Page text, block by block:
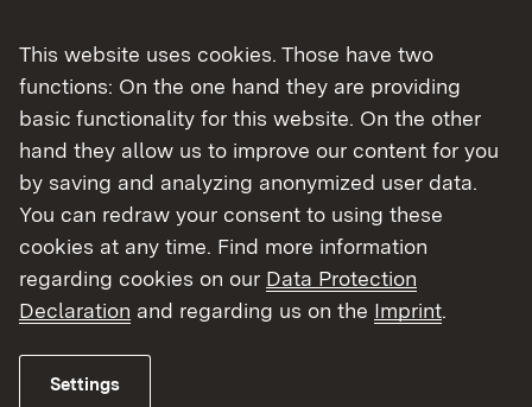
Um sicher zu stellen, dass die erforderlichen
Zulassungen rechtzeitig erteilt werden
können, wird gebeten, Zulassungsanträge
mit einer Vorlaufzeit von acht Wochen beim
Regierungspräsidium einzureichen.
Zulassungen für Transportunternehmer,
beispielsweise gemäß Art.10 Verordnung (
Nr.1/2005 (Beförderungen ausschließlich
sowie Viehverkehrsverordnung oder
This website uses cookies. Those have two
functions: On the one hand they are providing
basic functionality for this website. On the other
hand they allow us to improve our content for you
by saving and analyzing anonymized user data.
You can redraw your consent to using these
cookies at any time. Find more information
regarding cookies on our Data Protection
Declaration and regarding us on the Imprint.
Settings